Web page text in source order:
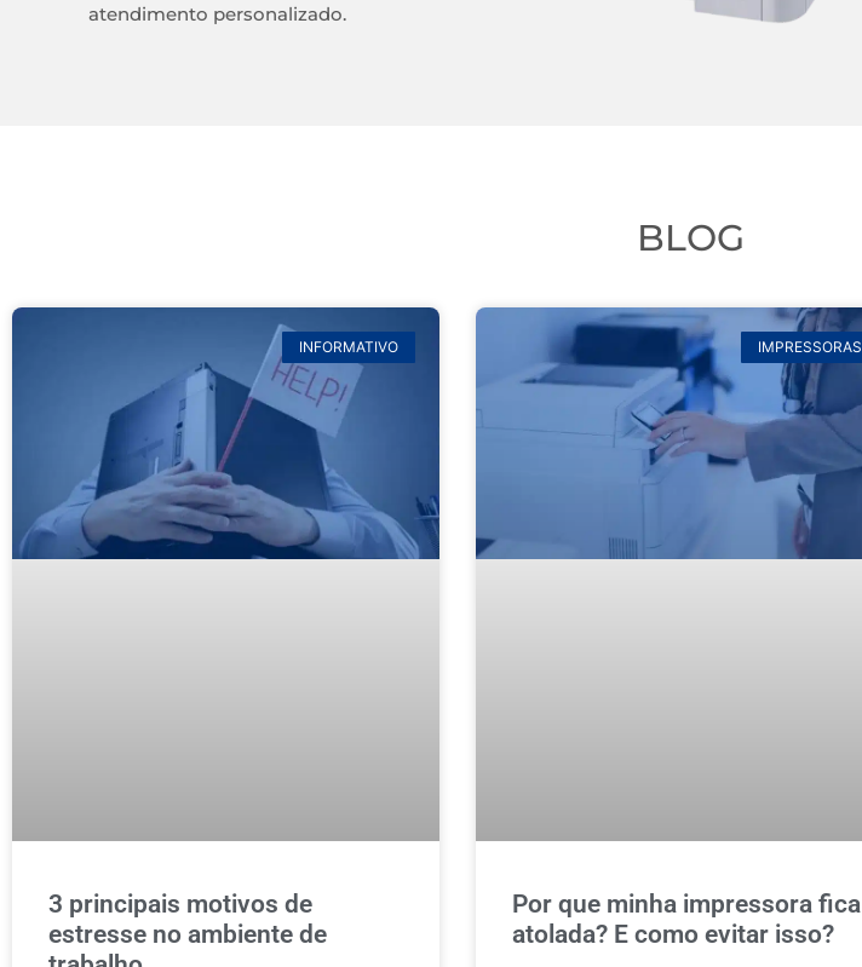
atendimento personalizado.
BLOG
INFORMATIVO
3 principais motivos de
estresse no ambiente de
IMPRESSORAS
Por que minha impressora fica
atolada? E como evitar isso?